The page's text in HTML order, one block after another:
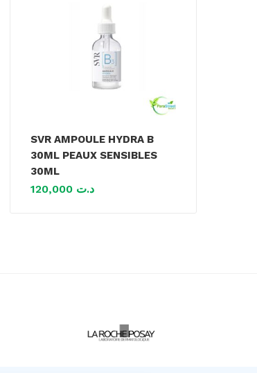
SVR AMPOULE HYDRA B
30ML PEAUX SENSIBLES
30ML
د.ت